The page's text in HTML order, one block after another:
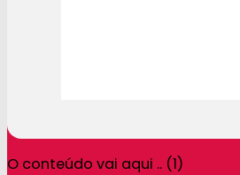
O conteúdo vai aqui .. (1)